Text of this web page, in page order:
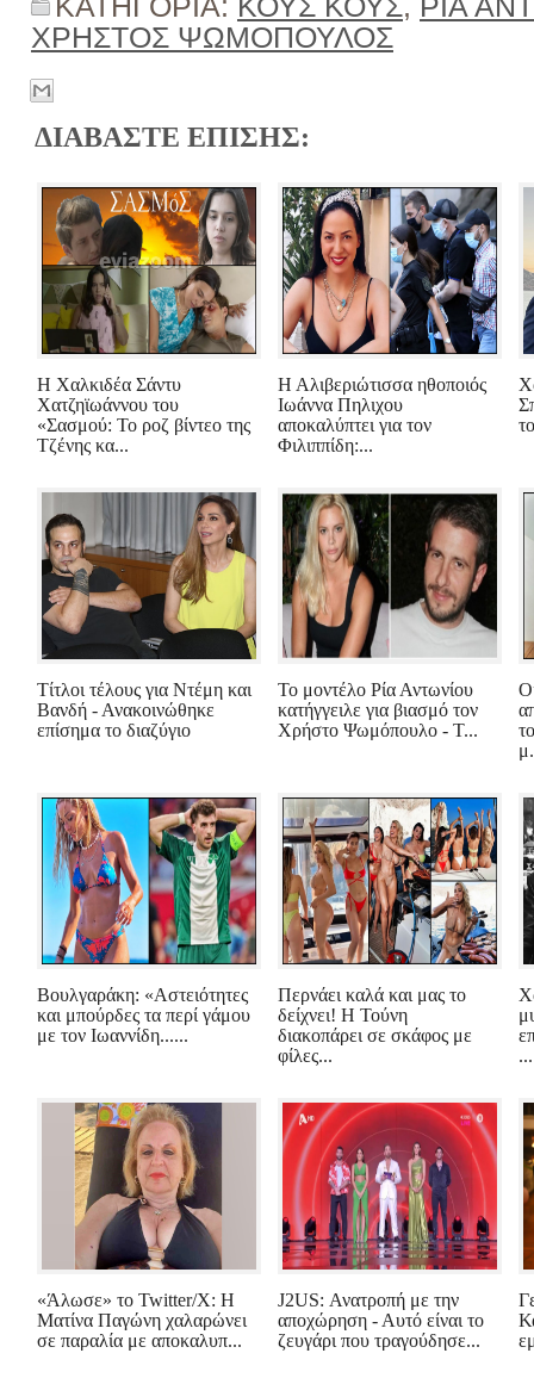
ΚΑΤΗΓΟΡΙΑ: ΚΟΥΣ ΚΟΥΣ, ΡΙΑ
ΧΡΗΣΤΟΣ ΨΩΜΟΠΟΥΛΟΣ
ΔΙΑΒΑΣΤΕ ΕΠΙΣΗΣ:
Η Χαλκιδέα Σάντυ
Χατζηϊωάννου του
«Σασμού: Το ροζ βίντεο της
Τζένης κα...
Η Αλιβεριώτισσα ηθοποιός
Ιωάννα Πηλιχου
αποκαλύπτει για τον
Φιλιππίδη:...
Τίτλοι τέλους για Ντέμη και
Βανδή - Ανακοινώθηκε
επίσημα το διαζύγιο
Το μοντέλο Ρία Αντωνίου
κατήγγειλε για βιασμό τον
Χρήστο Ψωμόπουλο - Τ...
Βουλγαράκη: «Αστειότητες
και μπούρδες τα περί γάμου
με τον Ιωαννίδη......
Περνάει καλά και μας το
δείχνει! Η Τούνη
διακοπάρει σε σκάφος με
φίλες...
...
«Άλωσε» το Twitter/X: Η
Ματίνα Παγώνη χαλαρώνει
σε παραλία με αποκαλυπ...
J2US: Ανατροπή με την
αποχώρηση - Αυτό είναι το
ζευγάρι που τραγούδησε...